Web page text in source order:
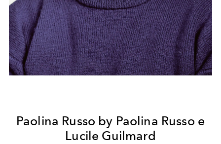
Paolina Russo by Paolina Russo e
Lucile Guilmard